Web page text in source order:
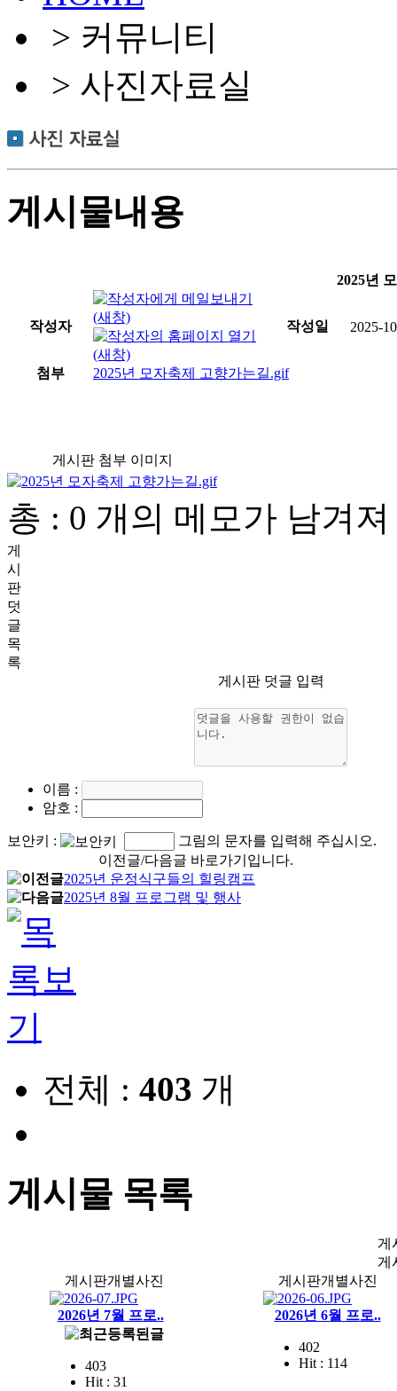
> 커뮤니티
> 사진자료실
게시물내용
2025년
작성자 작성일 2025-
첨부 2025년 모자축제 고향가는길.gif
게시판 첨부 이미지
총 : 0 개의 메모가 남겨
게
시
판
덧
글
목
록
게시판 덧글 입력
이름 :
암호 :
보안키 :
그림의 문자를 입력해 주십시오.
이전글/다음글 바로가기입니다.
2025년 운정식구들의 힐링캠프
2025년 8월 프로그램 및 행사
전체 : 403 개
게시물 목록
게
게
게시판개별사진
2026년 7월 프로..
403
Hit : 31
게시판개별사진
2026년 6월 프로..
402
Hit : 114